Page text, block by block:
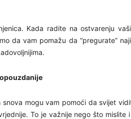
Kada radite na ostvarenju
da vam pomažu da “pregurate”
mogu vam pomoći da svijet
To je važnije nego što mislite